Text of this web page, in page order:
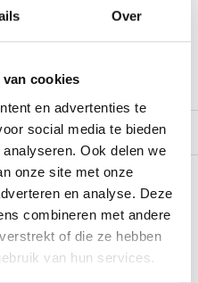
Over
cookies
en advertenties te
social media te bieden
Ook delen we
onze site met onze
en analyse. Deze
combineren met andere
of die ze hebben
van hun services.
product?
snel antwoord 24/7
aantal nodig?